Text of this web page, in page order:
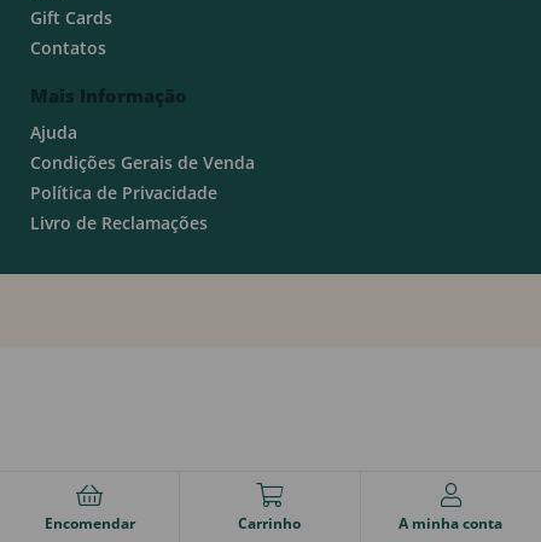
Gift Cards
Contatos
Mais Informação
Ajuda
Condições Gerais de Venda
Política de Privacidade
Livro de Reclamações
Encomendar Carrinho A minha conta